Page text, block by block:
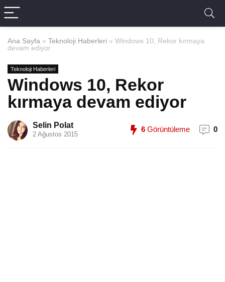
Ana Sayfa » Teknoloji Haberleri » Windows 10, Rekor kırmaya
devam ediyor
Teknoloji Haberleri
Windows 10, Rekor
kırmaya devam ediyor
Selin Polat
2 Ağustos 2015
6 Görüntüleme 0